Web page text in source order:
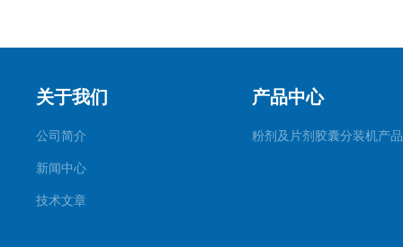
关于我们
公司简介
新闻中心
技术文章
产品中心
粉剂及片剂胶囊分装机产